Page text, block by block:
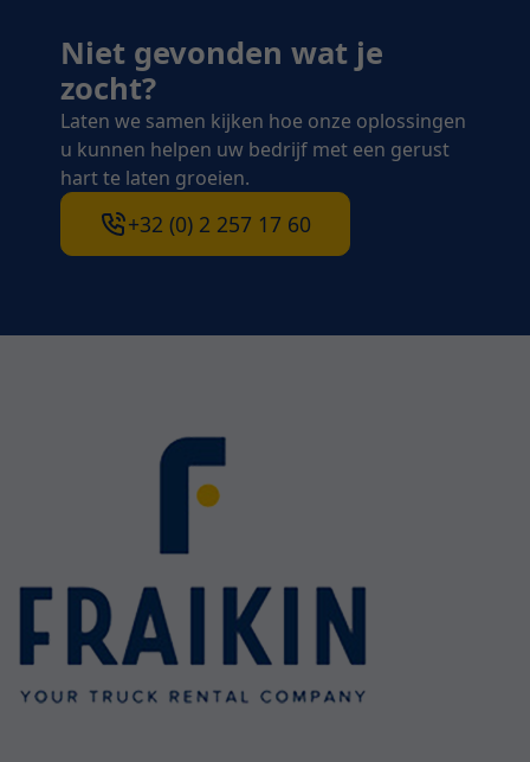
Niet gevonden wat je
zocht?
Laten we samen kijken hoe onze oplossingen
u kunnen helpen uw bedrijf met een gerust
hart te laten groeien.
+32 (0) 2 257 17 60